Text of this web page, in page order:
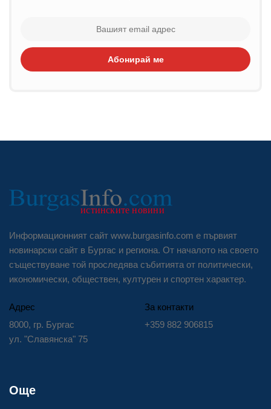
Абонирай ме
Информационният сайт www.burgasinfo.com е първият
новинарски сайт в Бургас и региона. От началото на своето
съществуване той проследява събитията от политически,
икономически, обществен, културен и спортен характер.
Адрес
8000, гр. Бургас
ул. "Славянска" 75
За контакти
+359 882 906815
Още